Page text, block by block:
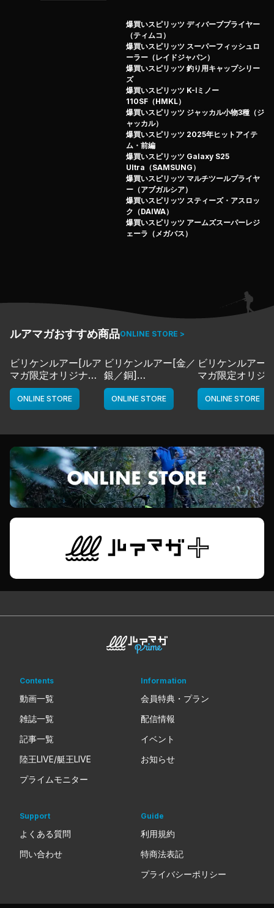
爆買いスピリッツ ディバーブプライヤー
（ティムコ）
爆買いスピリッツ スーパーフィッシュロ
ーラー（レイドジャパン）
爆買いスピリッツ 釣り用キャップシリー
ズ
爆買いスピリッツ K-Ⅰミノー
110SF（HMKL）
爆買いスピリッツ ジャッカル小物3種（ジ
ャッカル）
爆買いスピリッツ 2025年ヒットアイテ
ム・前編
爆買いスピリッツ Galaxy S25
Ultra（SAMSUNG）
爆買いスピリッツ マルチツールプライヤ
ー（アブガルシア）
爆買いスピリッツ スティーズ・アスロッ
ク（DAIWA）
爆買いスピリッツ アームズスーパーレジ
ェーラ（メガバス）
ルアマガおすすめ商品ONLINE STORE >
ビリケンルアー[ルア
マガ限定オリジナル
カラー／LMチャー
ト]
deps
ONLINE STORE
ビリケンルアー[金／
銀／銅]
deps
ONLINE STORE
ビリケンルアー[
マガ限定オリジ
カラー／LMボー
ワイト]
deps
ONLINE STORE
Contents
動画一覧
雑誌一覧
記事一覧
陸王LIVE/艇王LIVE
プライムモニター
Information
会員特典・プラン
配信情報
イベント
お知らせ
Support
よくある質問
問い合わせ
Guide
利用規約
特商法表記
プライバシーポリシー